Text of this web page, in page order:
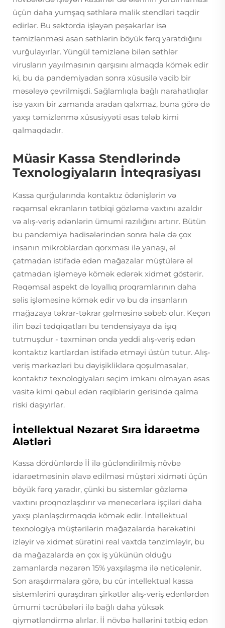
üçün daha yumşaq səthlərə malik stendləri təqdir
edirlər. Bu sektorda işləyən peşəkarlar isə
təmizlənməsi asan səthlərin böyük fərq yaratdığını
vurğulayırlar. Yüngül təmizlənə bilən səthlər
virusların yayılmasının qarşısını almaqda kömək edir
ki, bu da pandemiyadan sonra xüsusilə vacib bir
məsələyə çevrilmişdi. Sağlamlıqla bağlı narahatlıqlar
isə yaxın bir zamanda aradan qalxmaz, buna görə də
yaxşı təmizlənmə xüsusiyyəti əsas tələb kimi
qalmaqdadır.
Müasir Kassa Stendlərində
Texnologiyaların İnteqrasiyası
Kassa qurğularında kontaktız ödənişlərin və
rəqəmsal ekranların tətbiqi gözləmə vaxtını azaldır
və alış-veriş edənlərin ümumi razılığını artırır. Bütün
bu pandemiya hadisələrindən sonra hələ də çox
insanın mikroblardan qorxması ilə yanaşı, əl
çatmadan istifadə edən mağazalar müştülərə əl
çatmadan işləməyə kömək edərək xidmət göstərir.
Rəqəmsal aspekt də loyallıq proqramlarının daha
səlis işləməsinə kömək edir və bu da insanların
mağazaya təkrar-təkrar gəlməsinə səbəb olur. Keçən
ilin bəzi tədqiqatları bu tendensiyaya da işıq
tutmuşdur - təxminən onda yeddi alış-veriş edən
kontaktız kartlardan istifadə etməyi üstün tutur. Alış-
veriş mərkəzləri bu dəyişikliklərə qoşulmasalar,
kontaktız texnologiyaları seçim imkanı olmayan əsas
vasitə kimi qəbul edən rəqiblərin gerisində qalma
riski daşıyırlar.
İntellektual Nəzarət Sıra İdarəetmə
Alətləri
Kassa dördünlərdə İİ ilə gücləndirilmiş növbə
idarəetməsinin əlavə edilməsi müştəri xidməti üçün
böyük fərq yaradır, çünki bu sistemlər gözləmə
vaxtını proqnozlaşdırır və menecerlərə işçiləri daha
yaxşı planlaşdırmaqda kömək edir. İntellektual
texnologiya müştərilərin mağazalarda hərəkətini
izləyir və xidmət sürətini real vaxtda tənzimləyir, bu
da mağazalarda ən çox iş yükünün olduğu
zamanlarda nəzarən 15% yaxşılaşma ilə nəticələnir.
Son araşdırmalara görə, bu cür intellektual kassa
sistemlərini quraşdıran şirkətlər alış-veriş edənlərdən
ümumi təcrübələri ilə bağlı daha yüksək
qiymətləndirmə alırlar. İİ növbə həllərini tətbiq edən